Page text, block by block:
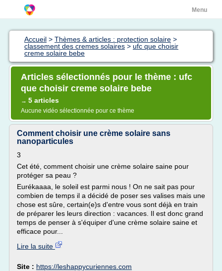
Menu
Accueil > Thèmes & articles : protection solaire >
classement des cremes solaires > ufc que choisir
creme solaire bebe
Articles sélectionnés pour le thème : ufc
que choisir creme solaire bebe
→ 5 articles
Aucune vidéo sélectionnée pour ce thème
Comment choisir une crème solaire sans
nanoparticules
3
Cet été, comment choisir une crème solaire saine pour
protéger sa peau ?
Eurékaaaa, le soleil est parmi nous ! On ne sait pas pour
combien de temps il a décidé de poser ses valises mais une
chose est sûre, certain(e)s d'entre vous sont déjà en train
de préparer les leurs direction : vacances. Il est donc grand
temps de penser à s'équiper d'une crème solaire saine et
efficace pour...
Lire la suite
Site : https://leshappycuriennes.com